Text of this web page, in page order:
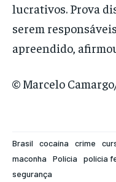
lucrativos. Prova
serem
apreendido,
© Marcelo
Brasil cocaína crime
maconha
Polícia polícia
segurança